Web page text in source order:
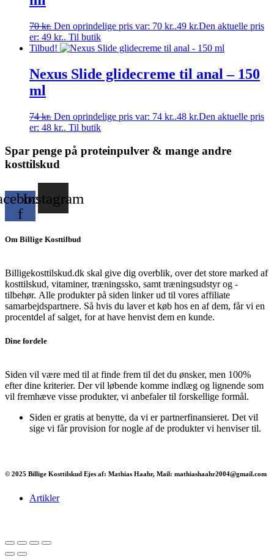
70kr. Den oprindelige pris var: 70 kr..49 kr.Den aktuelle pris
er: 49 kr.. Til butik
Tilbud!
Nexus Slide glidecreme til anal – 150
ml
74kr. Den oprindelige pris var: 74 kr..48 kr.Den aktuelle pris
er: 48 kr.. Til butik
Spar penge på proteinpulver & mange andre
kosttilskud
f
Instagram
Om Billige Kosttilbud
Billigekosttilskud.dk skal give dig overblik, over det store marked af
kosttilskud, vitaminer, træningssko, samt træningsudstyr og -
tilbehør. Alle produkter på siden linker ud til vores affiliate
samarbejdspartnere. Så hvis du laver et køb hos en af dem, får vi en
procentdel af salget, for at have henvist dem en kunde.
Dine fordele
Siden vil være med til at finde frem til det du ønsker, men 100%
efter dine kriterier. Der vil løbende komme indlæg og lignende som
vil fremhæve visse produkter, vi anbefaler til forskellige formål.
Siden er gratis at benytte, da vi er partnerfinansieret. Det vil
sige vi får provision for nogle af de produkter vi henviser til.
© 2025 Billige Kosttilskud Ejes af: Mathias Haahr, Mail: mathiashaahr2004@gmail.com
Artikler